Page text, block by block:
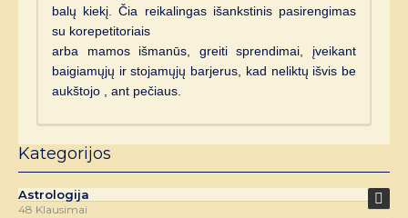
balų kiekį. Čia reikalingas išankstinis pasirengimas
su korepetitoriais
arba mamos išmanūs, greiti sprendimai, įveikant
baigiamųjų ir stojamųjų barjerus, kad neliktų išvis be
aukštojo , ant pečiaus.
Kategorijos
Astrologija
48 Klausimai